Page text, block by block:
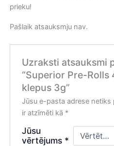
prieku!
Pašlaik atsauksmju nav.
Uzraksti atsauksmi
“Superior Pre-Rolls
klepus 3g”
Jūsu e-pasta adrese netiks
ir atzīmēti kā *
Jūsu
vērtējums *